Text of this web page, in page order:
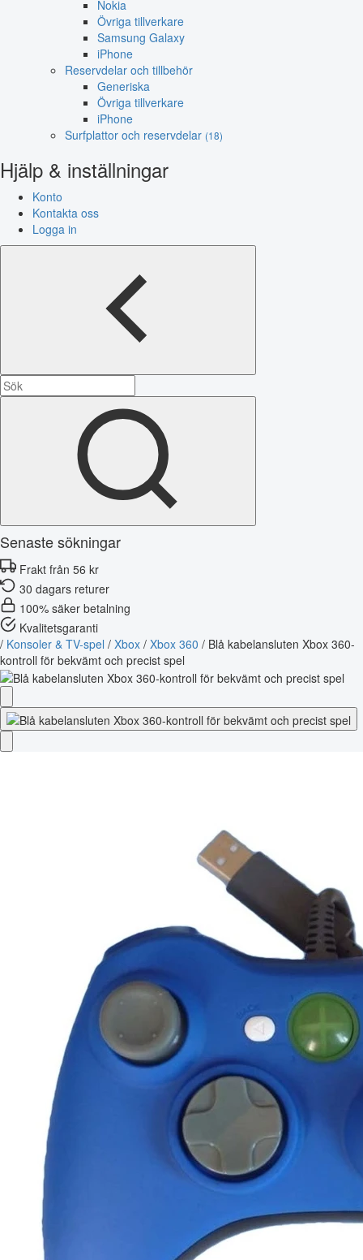
Nokia
Övriga tillverkare
Samsung Galaxy
iPhone
Reservdelar och tillbehör
Generiska
Övriga tillverkare
iPhone
Surfplattor och reservdelar (18)
Hjälp & inställningar
Konto
Kontakta oss
Logga in
Senaste sökningar
Frakt från 56 kr
30 dagars returer
100% säker betalning
Kvalitetsgaranti
/ Konsoler & TV-spel / Xbox / Xbox 360 / Blå kabelansluten Xbox 360-
kontroll för bekvämt och precist spel